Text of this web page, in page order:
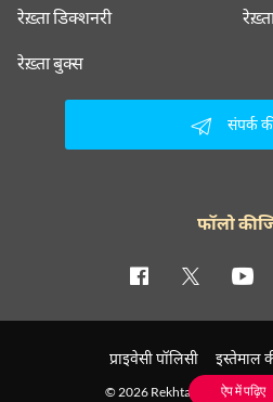
ऐप में पढ़िए
रेख़्ता डिक्शनरी
रेख़्ता बुक्स
संपर्क
फॉलो
प्राइवेसी पॉलिसी इस्तेमाल
© 2026 Rekhta™